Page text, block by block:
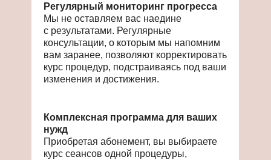
Регулярный мониторинг прогресса
Мы не оставляем вас наедине
с результатами. Регулярные
консультации, о которым мы напомним
вам заранее, позволяют корректировать
курс процедур, подстраиваясь под ваши
изменения и достижения.
Комплексная программа для ваших
нужд
Приобретая абонемент, вы выбираете
курс сеансов одной процедуры,